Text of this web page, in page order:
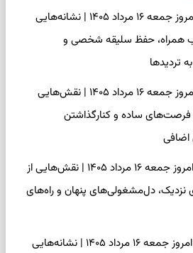
فال اسم امروز جمعه ۱۶ مرداد ۱۴۰۵ | نشانه‌هایی
همراه، حفظ سلیقه شخصی و
تردیدها
فال چای امروز جمعه ۱۶ مرداد ۱۴۰۵ | نقش‌هایی
فرصت‌های ساده و کنارگذاشتن
اضافی
فال قهوه امروز جمعه ۱۶ مرداد ۱۴۰۵ | نقش‌هایی از
دل‌مشغولی‌های پنهان و راه‌های
فال شمع امروز جمعه ۱۶ مرداد ۱۴۰۵ | نشانه‌هایی